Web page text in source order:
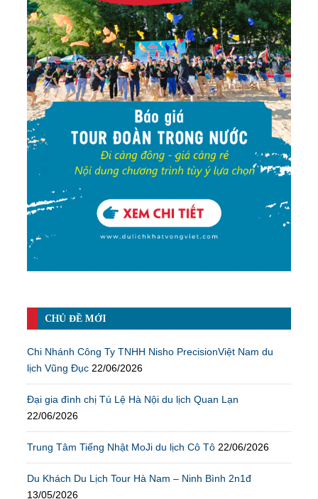
CHỦ ĐỀ MỚI
Chi Nhánh Công Ty TNHH Nisho PrecisionViệt Nam du
lịch Vũng Đục 22/06/2026
Đại gia đình chị Tú Lệ Hà Nội du lịch Quan Lạn
22/06/2026
Trung Tâm Tiếng Nhật MoJi du lịch Cô Tô 22/06/2026
Du Khách Du Lịch Tour Hà Nam – Ninh Bình 2n1đ
13/05/2026